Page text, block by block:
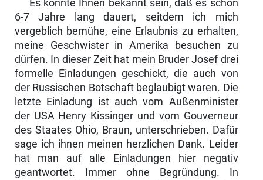
Es könnte Ihnen bekannt sein, daß es schon
6-7 Jahre lang dauert, seitdem ich mich
vergeblich bemühe, eine Erlaubnis zu erhalten,
meine Geschwister in Amerika besuchen zu
dürfen. In dieser Zeit hat mein Bruder Josef drei
for­melle Einladungen geschickt, die auch von
der Russischen Botschaft beglau­bigt waren. Die
letzte Einladung ist auch vom Außenminister
der USA Henry Kissinger und vom Gouverneur
des Staates Ohio, Braun, unterschrieben. Da­für
sage ich ihnen meinen herzlichen Dank. Leider
hat man auf alle Einladun­gen hier negativ
geantwortet. Immer ohne Begründung. In